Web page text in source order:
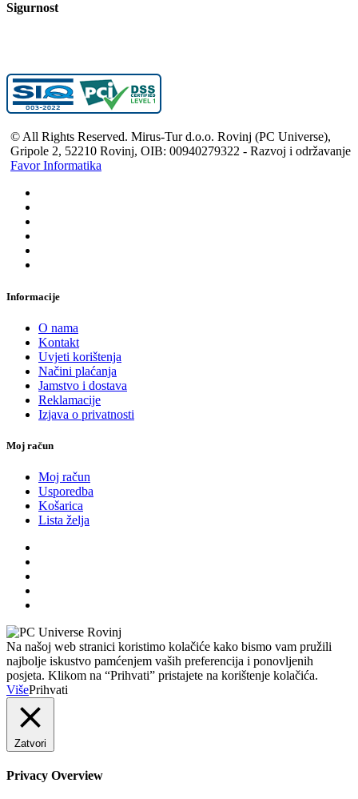
Sigurnost
© All Rights Reserved. Mirus-Tur d.o.o. Rovinj (PC Universe),
Gripole 2, 52210 Rovinj, OIB: 00940279322 - Razvoj i održavanje
Favor Informatika
Informacije
O nama
Kontakt
Uvjeti korištenja
Načini plaćanja
Jamstvo i dostava
Reklamacije
Izjava o privatnosti
Moj račun
Moj račun
Usporedba
Košarica
Lista želja
Na našoj web stranici koristimo kolačiće kako bismo vam pružili
najbolje iskustvo pamćenjem vaših preferencija i ponovljenih
posjeta. Klikom na “Prihvati” pristajete na korištenje kolačića.
VišePrihvati
Zatvori
Privacy Overview